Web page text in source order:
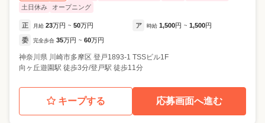
土日休み
オープニング
正 月給 23万円 ~ 50万円 ア 時給 1,500円 ~ 1,500円
委 完全歩合 35万円 ~ 60万円
神奈川県 川崎市多摩区 登戸1893-1 TSSビル1F
向ヶ丘遊園駅 徒歩3分/登戸駅 徒歩11分
キープする 応募画面へ進む